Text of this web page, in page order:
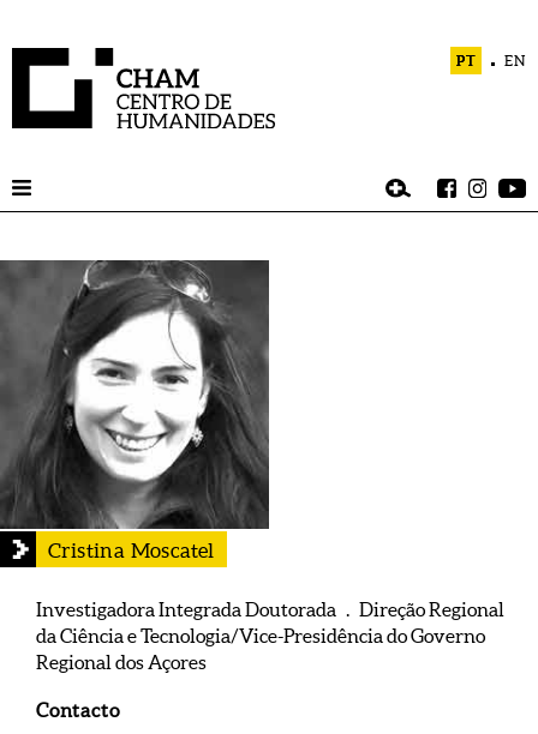
PT EN
Cristina Moscatel
Investigadora Integrada Doutorada . Direção Regional
da Ciência e Tecnologia/Vice-Presidência do Governo
Regional dos Açores
Contacto